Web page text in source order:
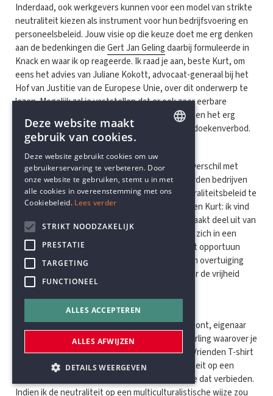
Inderdaad, ook werkgevers kunnen voor een model van strikte
neutraliteit kiezen als instrument voor hun bedrijfsvoering en
personeelsbeleid. Jouw visie op die keuze doet me erg denken
aan de bedenkingen dieGert Jan Gelingdaarbij formuleerde in
Knack en waar ik op reageerde. Ik raad je aan, beste Kurt, om
eens het advies van Juliane Kokott, advocaat-generaal bij het
Hof van Justitie van de Europese Unie, over dit onderwerp te
lezen. Mogelijk zal je vaststellen dat er ook zeer eerbare
motieven zijn om een dergelijk beleid te voeren en het erg
goedkoop is om het te herleiden tot een hoofddoekenverbod.
Voor de duidelijkheid, er is uiteraard een groot verschil met
publieke overheden. Binnen het liberalisme worden bedrijven
helemaal niet verondersteld om een sterk neutraliteitsbeleid te
voeren. En voor het geval je daaraan zou twijfelen Kurt: ik vind
dat prima. De afwezigheid van dwang in deze maakt deel uit van
de vrijheid van ondernemen en de uitdaging om zich in een
concurrentiële omgeving te handhaven. Wie het opportuun
acht om werknemers in dienst te nemen die hun overtuiging
willen tonen aan de klanten, moet daartoe zeker de vrijheid
hebben.
Stel dat jij Kurt, in het diverse Ronse waar je woont, eigenaar
zou zijn van een broodjeszaak. Zou jij dan de leerling waarover je
in je stuk getuigt, inhuren om met zijn Schild & Vrienden T-shirt
jouw klanten te bedienen? Indien ik de neutraliteit op een
dogmatische wijze zou verdedigen, dan zou ik je dat verbieden.
Indien ik de neutraliteit op een multiculturalistische wijze zou
DUTCH
Deze website maakt
gebruik van cookies.
Deze website gebruikt cookies om uw
gebruikerservaring te verbeteren. Door
onze website te gebruiken, stemt u in met
alle cookies in overeenstemming met ons
Cookiebeleid. Lees verder
STRIKT NOODZAKELIJK
PRESTATIE
TARGETING
FUNCTIONEEL
ALLES ACCEPTEREN
ALLES AFWIJZEN
DETAILS WEERGEVEN